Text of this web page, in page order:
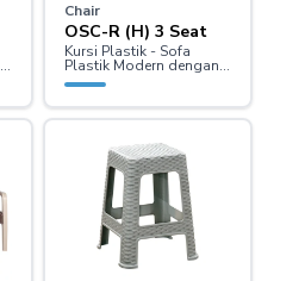
Chair
OSC-R (H) 3 Seat
Kursi Plastik - Sofa
Plastik Modern dengan
Tanganan 3 Dudukan